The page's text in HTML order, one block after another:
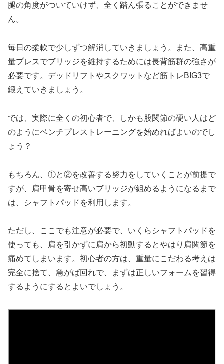
腿の角度がついていけず、全く踏ん張ることができませ
ん。
毎日の柔軟で少しずつ解消していきましょう。また、高重
量プレスでブリッジを維持するためには長背筋群の強さが
必要です。デッドリフトやスクワットなど筋トレBIG3で
鍛えていきましょう。
では、実際に全くの初心者で、しかも股関節の硬い人はど
のようにベンチプレストレーニングを始めればよいのでし
ょう？
もちろん、①と②を改善する努力をしていくことが前提で
すが、肩甲骨を寄せ高いブリッジが組めるようになるまで
は、シャフトパッドを利用します。
ただし、ここでも注意が必要で、いくらシャフトパッドを
使っても、肩を引かずに肩から初動するとやはり肩関節を
痛めてしまいます。初心者の方は、重量にこだわる考えは
完全に捨て、急がば回れで、まずは正しいフォームを習得
するようにするとよいでしょう。